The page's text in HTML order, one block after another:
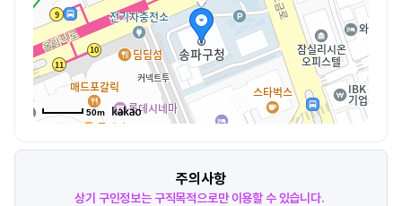
50m
주의사항
상기 구인정보는 구직목적으로만 이용할 수 있습니다.